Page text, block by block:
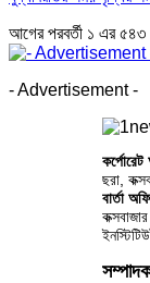
আগেরপরবর্তী ১ এর ৫৪৩
- Advertisement -
ছরা,
বার্তা